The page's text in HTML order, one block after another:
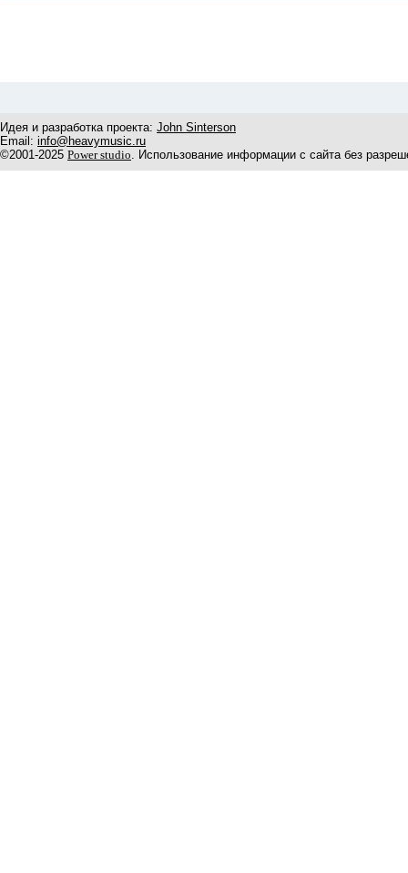
Идея и разработка проекта: John Sinterson
Email: info@heavymusic.ru
©2001-2025 Power studio. Использование информации с сайта без